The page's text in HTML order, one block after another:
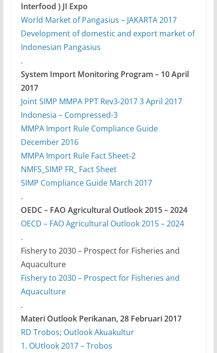
Interfood ) JI Expo
World Market of Pangasius – JAKARTA 2017
Development of domestic and export market of
Indonesian Pangasius
.
System Import Monitoring Program – 10 April
2017
Joint SIMP MMPA PPT Rev3-2017 3 April 2017
Indonesia – Compressed-3
MMPA Import Rule Compliance Guide
December 2016
MMPA Import Rule Fact Sheet-2
NMFS_SIMP FR_ Fact Sheet
SIMP Compliance Guide March 2017
.
OEDC – FAO Agricultural Outlook 2015 – 2024
OECD – FAO Agricultural Outlook 2015 – 2024
.
Fishery to 2030 – Prospect for Fisheries and
Aquaculture
Fishery to 2030 – Prospect for Fisheries and
Aquaculture
.
Materi Outlook Perikanan, 28 Februari 2017
RD Trobos; Outlook Akuakultur
1. OUtlook 2017 – Trobos